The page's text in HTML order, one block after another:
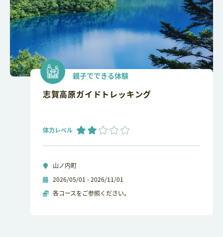
親子でできる体験
志賀高原ガイドトレッキング
体力レベル
山ノ内町
2026/05/01 - 2026/11/01
各コースをご参照ください。